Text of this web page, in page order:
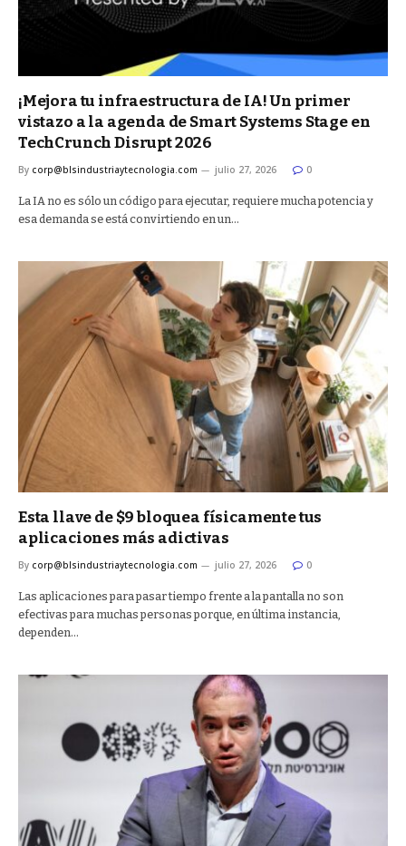
¡Mejora tu infraestructura de IA! Un primer
vistazo a la agenda de Smart Systems Stage en
TechCrunch Disrupt 2026
By corp@blsindustriaytecnologia.com julio 27, 2026 0
La IA no es sólo un código para ejecutar, requiere mucha potencia y
esa demanda se está convirtiendo en un…
Esta llave de $9 bloquea físicamente tus
aplicaciones más adictivas
By corp@blsindustriaytecnologia.com julio 27, 2026 0
Las aplicaciones para pasar tiempo frente a la pantalla no son
efectivas para muchas personas porque, en última instancia,
dependen…